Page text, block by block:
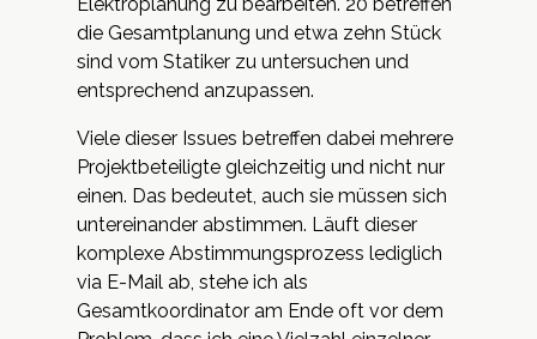
die Gesamtplanung und etwa zehn Stück
sind vom Statiker zu untersuchen und
entsprechend anzupassen.
Viele dieser Issues betreffen dabei mehrere
Projektbeteiligte gleichzeitig und nicht nur
einen. Das bedeutet, auch sie müssen sich
untereinander abstimmen. Läuft dieser
komplexe Abstimmungsprozess lediglich
via E-Mail ab, stehe ich als
Gesamtkoordinator am Ende oft vor dem